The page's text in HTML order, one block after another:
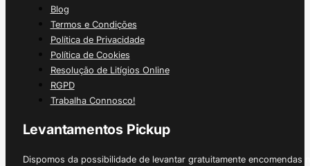
Blog
Termos e Condições
Política de Privacidade
Política de Cookies
Resolução de Litígios Online
RGPD
Trabalha Connosco!
Levantamentos Pickup
Dispomos da possibilidade de levantar gratuitamente